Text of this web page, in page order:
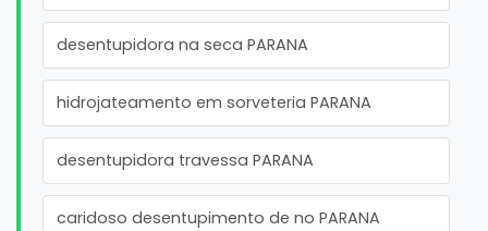
desentupidora na seca PARANA
hidrojateamento em sorveteria PARANA
desentupidora travessa PARANA
caridoso desentupimento de no PARANA